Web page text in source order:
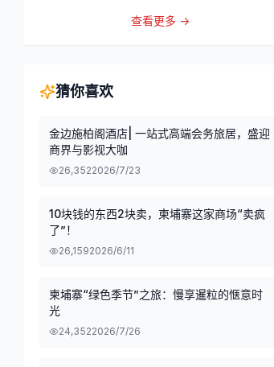
查看更多 →
猜你喜欢
金边施柏阁酒店| 一站式高端会务旅居，盛迎
商界与影视大咖
26,3522026/7/23
10块钱的东西2块卖，柬埔寨这家商场“卖疯
了”！
26,1592026/6/11
柬埔寨“绿色季节”之旅：慢享暹粒的惬意时
光
24,3522026/7/26